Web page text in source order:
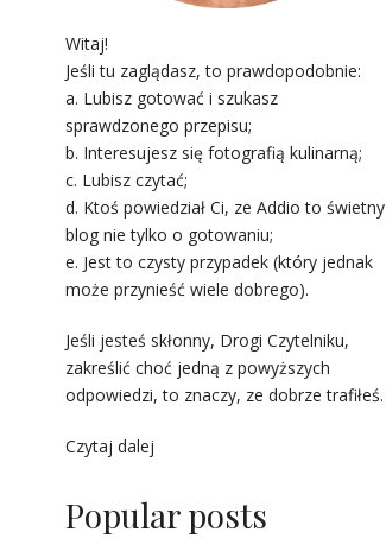
Witaj!
Jeśli tu zaglądasz, to prawdopodobnie:
a. Lubisz gotować i szukasz
sprawdzonego przepisu;
b. Interesujesz się fotografią kulinarną;
c. Lubisz czytać;
d. Ktoś powiedział Ci, ze Addio to świetny
blog nie tylko o gotowaniu;
e. Jest to czysty przypadek (który jednak
może przynieść wiele dobrego).
Jeśli jesteś skłonny, Drogi Czytelniku,
zakreślić choć jedną z powyższych
odpowiedzi, to znaczy, ze dobrze trafiłeś.
Czytaj dalej
Popular posts